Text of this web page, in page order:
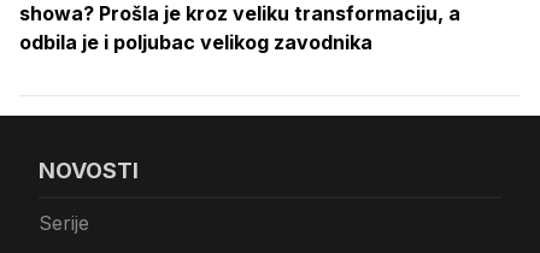
showa? Prošla je kroz veliku transformaciju, a
odbila je i poljubac velikog zavodnika
NOVOSTI
Serije